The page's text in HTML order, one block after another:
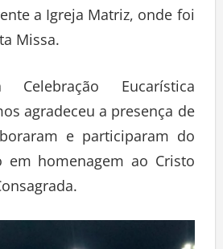
a Igreja Matriz, onde foi
Missa.
Eucarística
agradeceu a presença de
e participaram do
em homenagem ao Cristo